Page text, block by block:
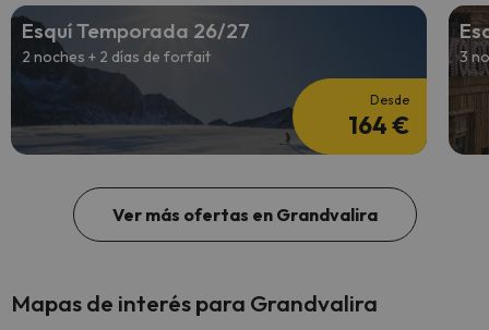
Esquí Temporada 26/27
2 noches + 2 días de forfait
Desde
164 €
3
Ver más ofertas en Grandvalira
Mapas de interés para Grandvalira